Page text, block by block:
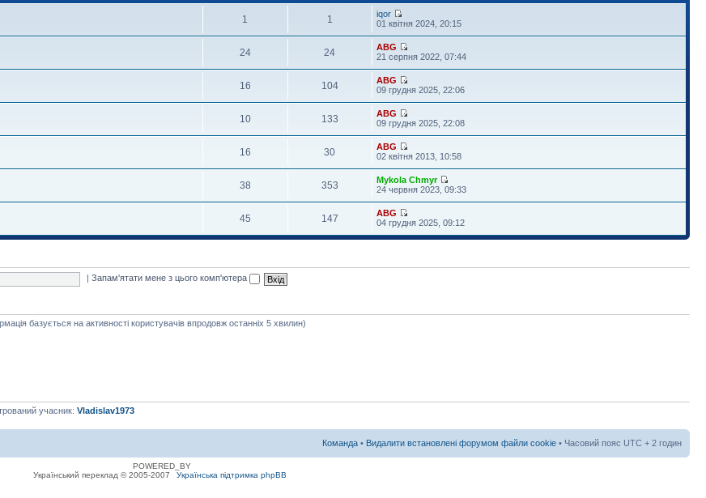
1 1
iqor
01 квітня 2024, 20:15
24 24
ABG
21 серпня 2022, 07:44
16 104
ABG
09 грудня 2025, 22:06
10 133
ABG
09 грудня 2025, 22:08
16 30
ABG
02 квітня 2013, 10:58
38 353
Mykola Chmyr
24 червня 2023, 09:33
45 147
ABG
04 грудня 2025, 09:12
|Запам'ятати мене з цього комп'ютера
базується на активності користувачів впродовж останніх 5 хвилин)
учасник: Vladislav1973
Команда • Видалити встановлені форумом файли cookie • Часовий пояс UTC + 2 годин
POWERED_BY
Український переклад © 2005-2007
Українська підтримка phpBB